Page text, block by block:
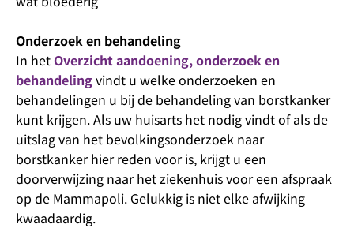
Onderzoek en behandeling
In het Overzicht aandoening, onderzoek en
behandelingvindt u welke onderzoeken en
behandelingen u bij de behandeling van borstkanker
kunt krijgen. Als uw huisarts het nodig vindt of als de
uitslag van het bevolkingsonderzoek naar
borstkanker hier reden voor is, krijgt u een
doorverwijzing naar het ziekenhuis voor een afspraak
op de Mammapoli. Gelukkig is niet elke afwijking
kwaadaardig.